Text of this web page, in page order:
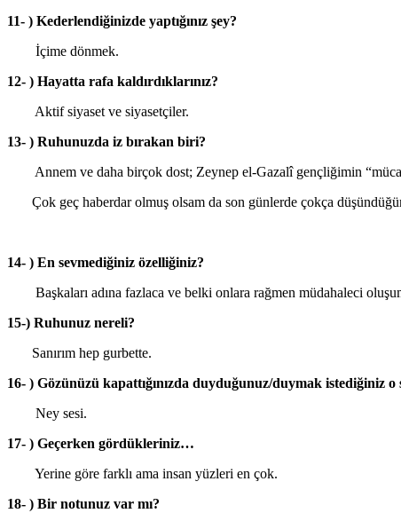
11- ) Kederlendiğinizde yaptığınız şey?
İçime dönmek.
12- ) Hayatta rafa kaldırdıklarınız?
Aktif siyaset ve siyasetçiler.
13- ) Ruhunuzda iz bırakan biri?
Annem ve daha birçok dost; Zeynep el-Gazalî gençliğimin
Çok geç haberdar olmuş olsam da son günlerde çokça
14- ) En sevmediğiniz özelliğiniz?
Başkaları adına fazlaca ve belki onlara rağmen müdahaleci
15-) Ruhunuz nereli?
Sanırım hep gurbette.
16- ) Gözünüzü kapattığınızda duyduğunuz/duymak istediğiniz o
Ney sesi.
17- ) Geçerken gördükleriniz…
Yerine göre farklı ama insan yüzleri en çok.
18- ) Bir notunuz var mı?